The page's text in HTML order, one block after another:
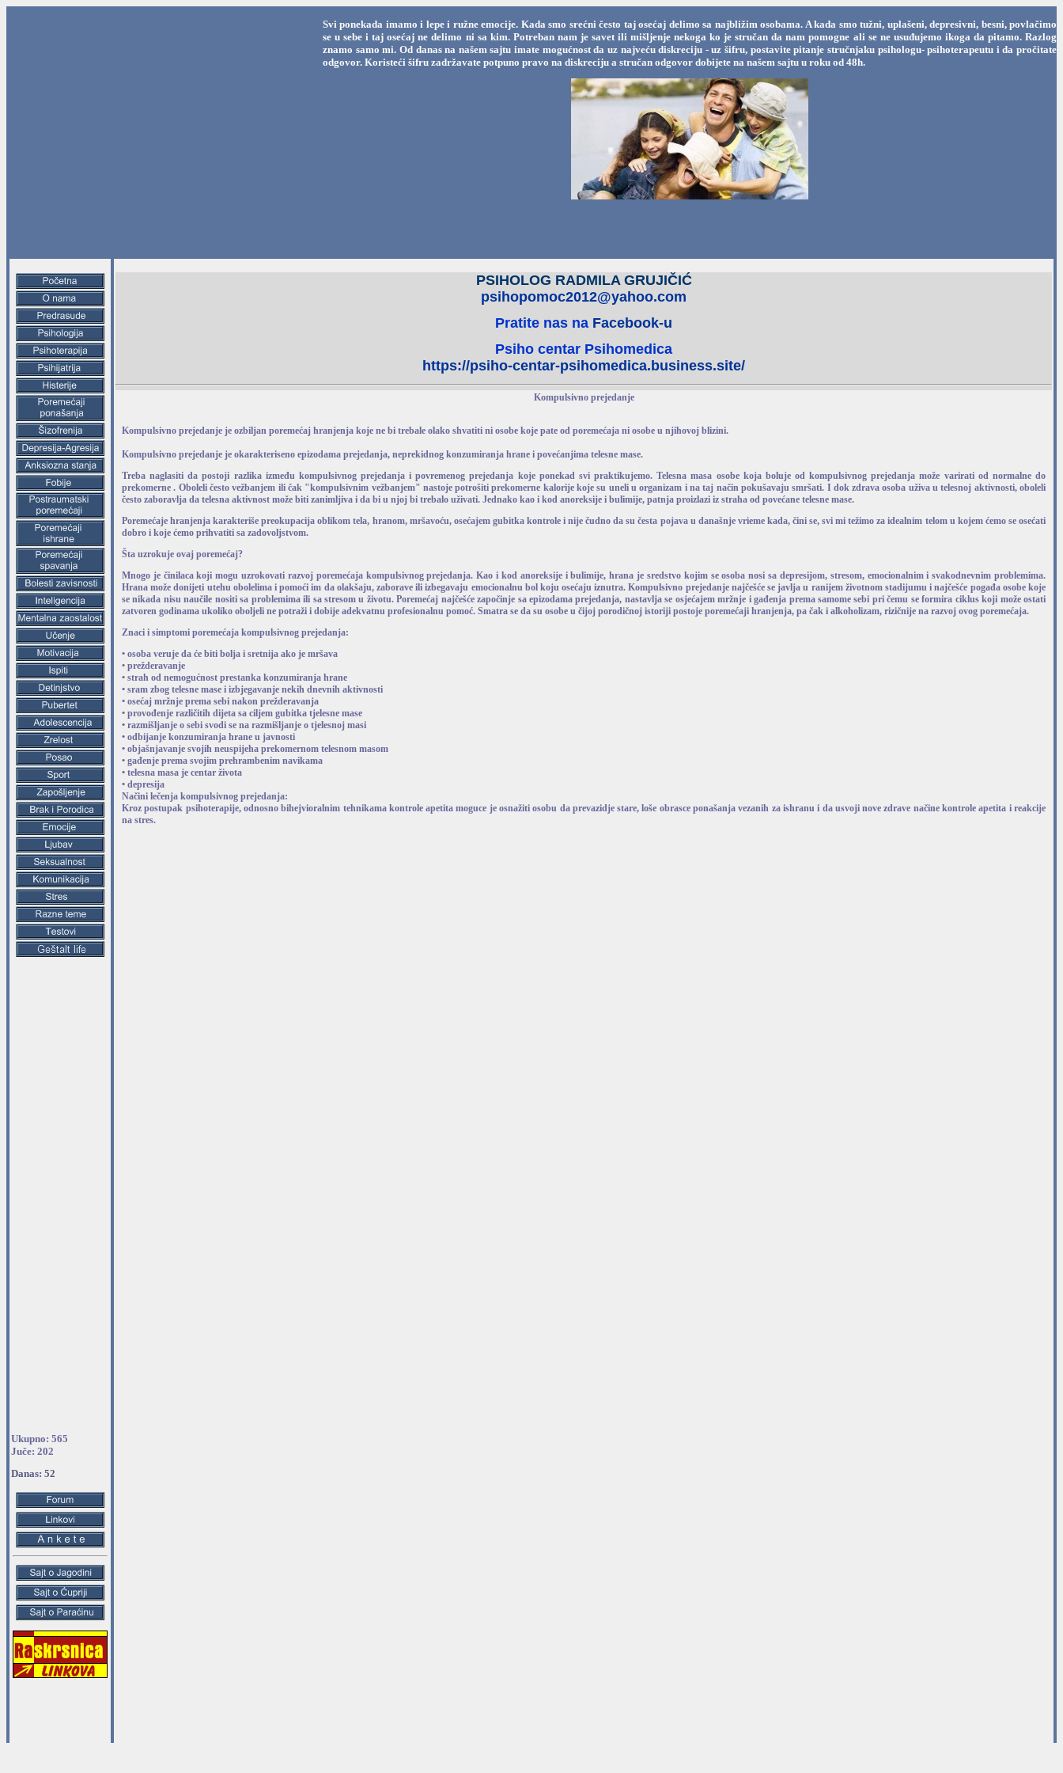
Svi ponekada imamo i lepe i ružne emocije. Kada smo srećni često taj osećaj delimo sa najbližim osobama. A kada smo tužni, uplašeni, depresivni, besni, povlačimo
se u sebe i taj osećaj ne delimo ni sa kim. Potreban nam je savet ili mišljenje nekoga ko je stručan da nam pomogne ali se ne usuđujemo ikoga da pitamo. Razlog
znamo samo mi. Od danas na našem sajtu imate mogućnost da uz najveću diskreciju - uz šifru, postavite pitanje stručnjaku psihologu- psihoterapeutu i da pročitate
odgovor. Koristeći šifru zadržavate potpuno pravo na diskreciju a stručan odgovor dobijete na našem sajtu u roku od 48h.
Ukupno: 565
Juče: 202
Danas: 52
PSIHOLOG RADMILA GRUJIČIĆ
psihopomoc2012@yahoo.com
Pratite nas na Facebook-u
Psiho centar Psihomedica
https://psiho-centar-psihomedica.business.site/
Kompulsivno prejedanje
Kompulsivno prejedanje je ozbiljan poremećaj hranjenja koje ne bi trebale olako shvatiti ni osobe koje pate od poremećaja ni osobe u njihovoj blizini.
Kompulsivno prejedanje je okarakteriseno epizodama prejedanja, neprekidnog konzumiranja hrane i povećanjima telesne mase.
Treba naglasiti da postoji razlika između kompulsivnog prejedanja i povremenog prejedanja koje ponekad svi praktikujemo. Telesna masa osobe koja boluje od kompulsivnog prejedanja može varirati od normalne do
prekomerne . Oboleli često vežbanjem ili čak "kompulsivnim vežbanjem" nastoje potrošiti prekomerne kalorije koje su uneli u organizam i na taj način pokušavaju smršati. I dok zdrava osoba uživa u telesnoj aktivnosti, oboleli
često zaboravlja da telesna aktivnost može biti zanimljiva i da bi u njoj bi trebalo uživati. Jednako kao i kod anoreksije i bulimije, patnja proizlazi iz straha od povećane telesne mase.
Poremećaje hranjenja karakteriše preokupacija oblikom tela, hranom, mršavoću, osećajem gubitka kontrole i nije čudno da su česta pojava u današnje vrieme kada, čini se, svi mi težimo za idealnim telom u kojem ćemo se osećati
dobro i koje ćemo prihvatiti sa zadovoljstvom.
Šta uzrokuje ovaj poremećaj?
Mnogo je činilaca koji mogu uzrokovati razvoj poremećaja kompulsivnog prejedanja. Kao i kod anoreksije i bulimije, hrana je sredstvo kojim se osoba nosi sa depresijom, stresom, emocionalnim i svakodnevnim problemima.
Hrana može donijeti utehu obolelima i pomoći im da olakšaju, zaborave ili izbegavaju emocionalnu bol koju osećaju iznutra. Kompulsivno prejedanje najčešće se javlja u ranijem životnom stadijumu i najčešće pogađa osobe koje
se nikada nisu naučile nositi sa problemima ili sa stresom u životu. Poremećaj najčešće započinje sa epizodama prejedanja, nastavlja se osjećajem mržnje i gađenja prema samome sebi pri čemu se formira ciklus koji može ostati
zatvoren godinama ukoliko oboljeli ne potraži i dobije adekvatnu profesionalnu pomoć. Smatra se da su osobe u čijoj porodičnoj istoriji postoje poremećaji hranjenja, pa čak i alkoholizam, rizičnije na razvoj ovog poremećaja.
Znaci i simptomi poremećaja kompulsivnog prejedanja:
• osoba veruje da će biti bolja i sretnija ako je mršava
• prežderavanje
• strah od nemogućnost prestanka konzumiranja hrane
• sram zbog telesne mase i izbjegavanje nekih dnevnih aktivnosti
• osećaj mržnje prema sebi nakon prežderavanja
• provođenje različitih dijeta sa ciljem gubitka tjelesne mase
• razmišljanje o sebi svodi se na razmišljanje o tjelesnoj masi
• odbijanje konzumiranja hrane u javnosti
• objašnjavanje svojih neuspijeha prekomernom telesnom masom
• gađenje prema svojim prehrambenim navikama
• telesna masa je centar života
• depresija
Načini lečenja kompulsivnog prejedanja:
Kroz postupak psihoterapije, odnosno bihejvioralnim tehnikama kontrole apetita moguce je osnažiti osobu da prevazidje stare, loše obrasce ponašanja vezanih za ishranu i da usvoji nove zdrave načine kontrole apetita i reakcije
na stres.